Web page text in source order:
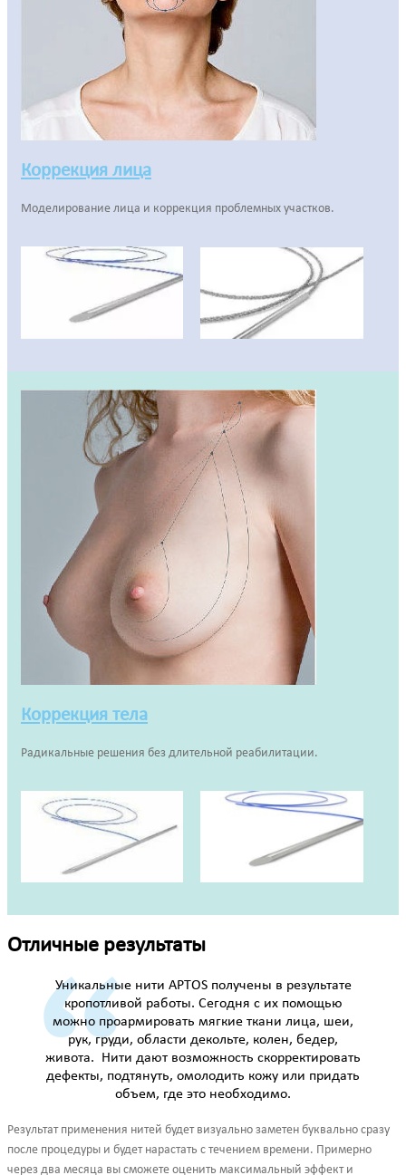
Коррекция лица
Моделирование лица и коррекция проблемных участков.
Коррекция тела
Радикальные решения без длительной реабилитации.
Отличные результаты
Уникальные нити APTOS получены в результате
кропотливой работы. Сегодня с их помощью
можно проармировать мягкие ткани лица, шеи,
рук, груди, области декольте, колен, бедер,
живота. Нити дают возможность скорректировать
дефекты, подтянуть, омолодить кожу или придать
объем, где это необходимо.
Результат применения нитей будет визуально заметен буквально сразу
после процедуры и будет нарастать с течением времени. Примерно
через два месяца вы сможете оценить максимальный эффект и